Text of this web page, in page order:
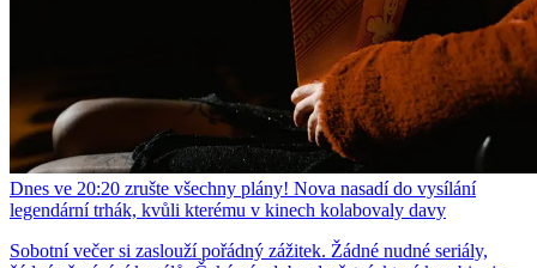
Dnes ve 20:20 zrušte všechny plány! Nova nasadí do vysílání
legendární trhák, kvůli kterému v kinech kolabovaly davy
Sobotní večer si zaslouží pořádný zážitek. Žádné nudné seriály,